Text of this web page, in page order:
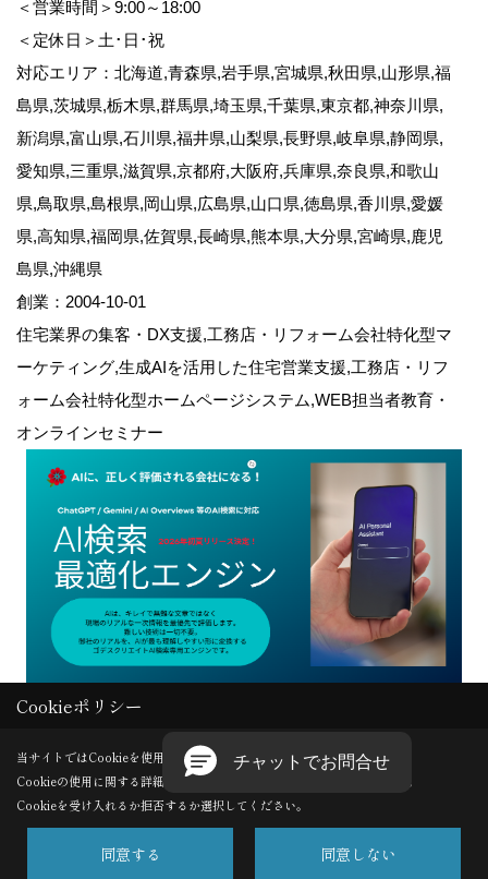
＜営業時間＞9:00～18:00
＜定休日＞土･日･祝
対応エリア：北海道,青森県,岩手県,宮城県,秋田県,山形県,福
島県,茨城県,栃木県,群馬県,埼玉県,千葉県,東京都,神奈川県,
新潟県,富山県,石川県,福井県,山梨県,長野県,岐阜県,静岡県,
愛知県,三重県,滋賀県,京都府,大阪府,兵庫県,奈良県,和歌山
県,鳥取県,島根県,岡山県,広島県,山口県,徳島県,香川県,愛媛
県,高知県,福岡県,佐賀県,長崎県,熊本県,大分県,宮崎県,鹿児
島県,沖縄県
創業：2004-10-01
住宅業界の集客・DX支援,工務店・リフォーム会社特化型マ
ーケティング,生成AIを活用した住宅営業支援,工務店・リフ
ォーム会社特化型ホームページシステム,WEB担当者教育・
オンラインセミナー
Copyright (c) GODDESS CREATE. All Rights Reserved.
Produced byゴデスクリエイト
Cookieポリシー
当サイトではCookieを使用します。
Cookieの使用に関する詳細は 「プライバシーポリシー
」をご覧ください。
Cookieを受け入れるか拒否するか選択してください。
同意する 同意しない